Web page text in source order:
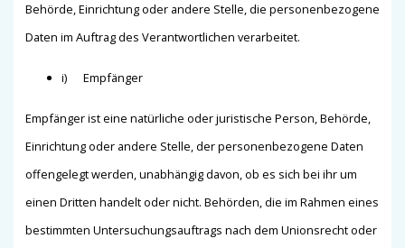
Behörde, Einrichtung oder andere Stelle, die personenbezogene
Daten im Auftrag des Verantwortlichen verarbeitet.
i) Empfänger
Empfänger ist eine natürliche oder juristische Person, Behörde,
Einrichtung oder andere Stelle, der personenbezogene Daten
offengelegt werden, unabhängig davon, ob es sich bei ihr um
einen Dritten handelt oder nicht. Behörden, die im Rahmen eines
bestimmten Untersuchungsauftrags nach dem Unionsrecht oder